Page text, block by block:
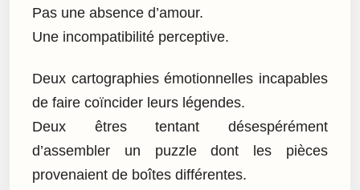
Pas une absence d’amour.
Une incompatibilité perceptive.
Deux cartographies émotionnelles incapables
de faire coïncider leurs légendes.
Deux êtres tentant désespérément
d’assembler un puzzle dont les pièces
provenaient de boîtes différentes.